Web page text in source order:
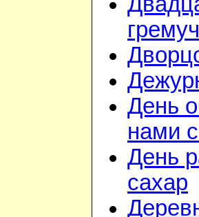
День
нами
День
сахар